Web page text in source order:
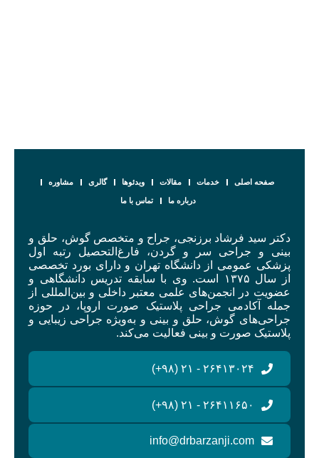
صفحه اصلی خدمات مقالات ویدئوها گالری مشاوره
درباره ما تماس با ما
دکتر سید فرشاد برزنجی، جراح و متخصص گوش، حلق و
بینی و جراحی سر و گردن، فارغ‌التحصیل رتبه اول
پزشکی عمومی از دانشگاه تهران و دارای بورد تخصصی
از سال ۱۳۷۵ است. وی با سابقه تدریس دانشگاهی و
عضویت در انجمن‌های علمی معتبر داخلی و بین‌المللی از
جمله آکادمی جراحی پلاستیک صورت اروپا، در حوزه
جراحی‌های گوش، حلق و بینی و به‌ویژه جراحی زیبایی و
پلاستیک صورت و بینی فعالیت می‌کند.
۲۶۴۱۳۰۲۴ - ۲۱ (۹۸+)
۲۶۴۱۱۶۵۰ - ۲۱ (۹۸+)
info@drbarzanji.com